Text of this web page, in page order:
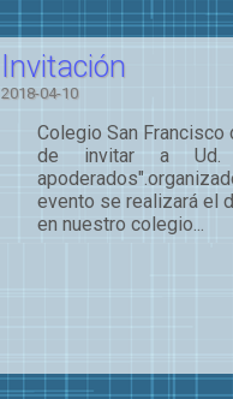
Invitación
2018-04-10
Colegio San
de invitar a Ud.
evento se realizará el
en nuestro colegio...